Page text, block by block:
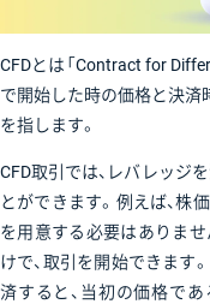
CFDとは「Contract for
で開始した時の価格と決済
を指します。
CFD取引では、レバレッジ
とができます。例えば、株
を用意する必要はありませ
けで、取引を開始できます
済すると、当初の価格で